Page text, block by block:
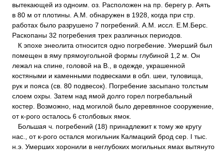
вытекающей из одноим. оз. Расположен на пр. берегу р. Аять
в 80 м от плотины. А.М. обнаружен в 1928, когда при стр.
работах было разрушено 7 погребений. А.М. иссл. Е.М.Берс.
Раскопаны 32 погребения трех различных периодов.
К эпохе энеолита относится одно погребение. Умерший был
помещен в яму прямоугольной формы глубиной 1,2 м. Он
лежал на спине, головой на В., в одежде, украшенной
костяными и каменными подвесками в обл. шеи, туловища,
рук и пояса (св. 80 подвесок). Погребение засыпано толстым
слоем охры. Затем над ямой долго горел погребальный
костер. Возможно, над могилой было деревянное сооружение,
от к-рого осталось 6 столбовых ямок.
Большая ч. погребений (18) принадлежит к тому же кругу
нас., от к-рого остался могильник Калмацкий брод сер. I тыс.
н.э. Умерших хоронили в неглубоких могильных ямах вытянуто